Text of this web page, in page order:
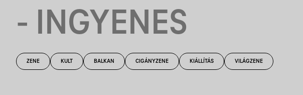
- INGYENES
ZENE KULT BALKAN CIGÁNYZENE KIÁLLÍTÁS VILÁGZENE